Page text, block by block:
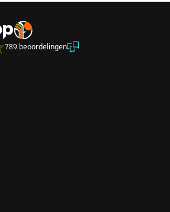
789 beoordelingen